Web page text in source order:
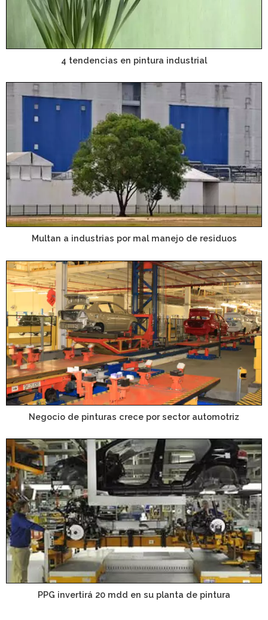
4 tendencias en pintura industrial
Multan a industrias por mal manejo de residuos
Negocio de pinturas crece por sector automotriz
PPG invertirá 20 mdd en su planta de pintura